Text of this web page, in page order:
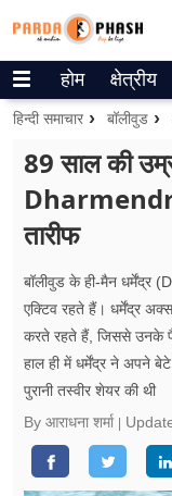
Trending on
वेब स्टोरीज
उत्तर प्रदेश
गैलरी
वीडियो
रिलेशनशिप
जीवन मंत्रा
होम क्षेत्रीय
हिन्दी समाचार बॉलीवुड
89 साल की
तारीफ
बॉलीवुड के ही-मैन धर्मेंद्र
एक्टिव रहते हैं। धर्मेंद्र
करते रहते हैं, जिससे उनके
हाल ही में धर्मेंद्र ने अपने
पुरानी तस्वीर शेयर की थी
By आराधना शर्मा